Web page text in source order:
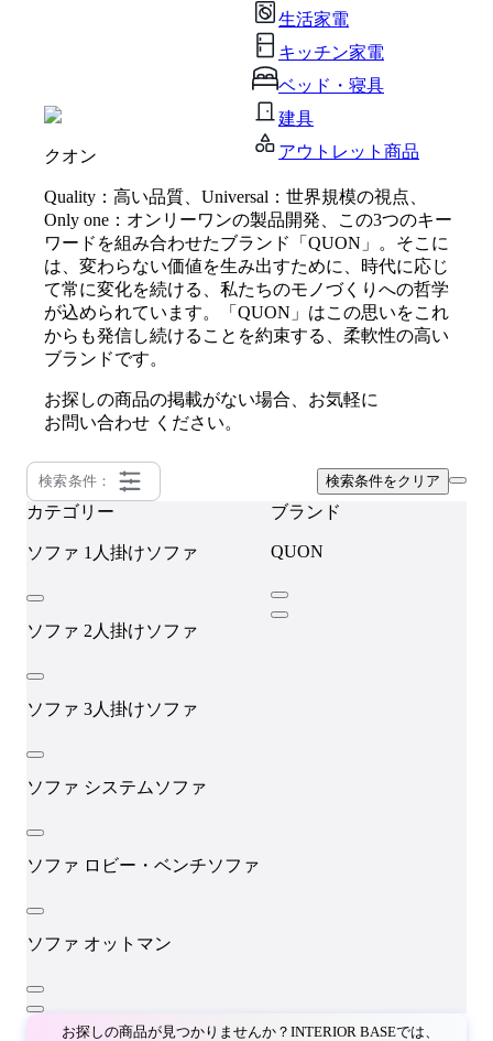
生活家電
キッチン家電
ベッド・寝具
建具
アウトレット商品
クオン
Quality：高い品質、Universal：世界規模の視点、
Only one：オンリーワンの製品開発、この3つのキー
ワードを組み合わせたブランド「QUON」。そこに
は、変わらない価値を生み出すために、時代に応じ
て常に変化を続ける、私たちのモノづくりへの哲学
が込められています。「QUON」はこの思いをこれ
からも発信し続けることを約束する、柔軟性の高い
ブランドです。
お探しの商品の掲載がない場合、お気軽に
お問い合わせ ください。
検索条件： 検索条件をクリア
カテゴリー
ソファ 1人掛けソファ
ソファ 2人掛けソファ
ソファ 3人掛けソファ
ソファ システムソファ
ソファ ロビー・ベンチソファ
ソファ オットマン
ブランド
QUON
お探しの商品が見つかりませんか？INTERIOR BASEでは、